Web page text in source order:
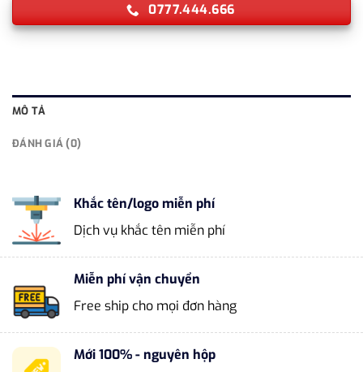
0777.444.666
MÔ TẢ
ĐÁNH GIÁ (0)
Khắc tên/logo miễn phí
Dịch vụ khắc tên miễn phí
Miễn phí vận chuyển
Free ship cho mọi đơn hàng
Mới 100% - nguyên hộp